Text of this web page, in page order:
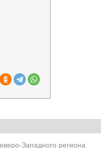
Западного региона.